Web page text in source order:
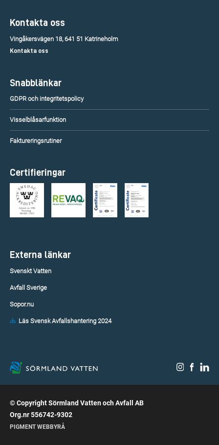
Kontakta oss
Vingåkersvägen 18, 641 51 Katrineholm
Kontakta oss
Snabblänkar
GDPR och integritetspolicy
Visselblåsarfunktion
Faktureringsrutiner
Certifieringar
Externa länkar
Svenskt Vatten
Avfall Sverige
Sopor.nu
Läs Svensk Avfallshantering 2024
© Copyright Sörmland Vatten och Avfall AB
Org.nr 556742-9302
PIGMENT WEBBYRÅ